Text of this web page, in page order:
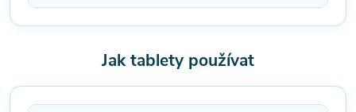
Jak tablety používat